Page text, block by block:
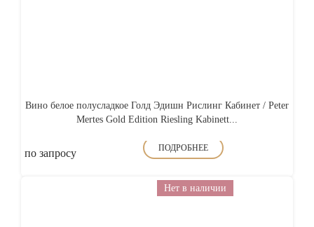
Вино белое полусладкое Голд Эдишн Рислинг Кабинет / Peter
Mertes Gold Edition Riesling Kabinett...
по запросу ПОДРОБНЕЕ
Нет в наличии